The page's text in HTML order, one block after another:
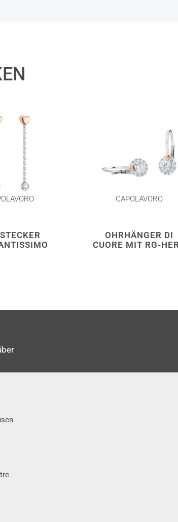
CAPOLAVORO
OHRHÄNGER DI
CUORE MIT RG-